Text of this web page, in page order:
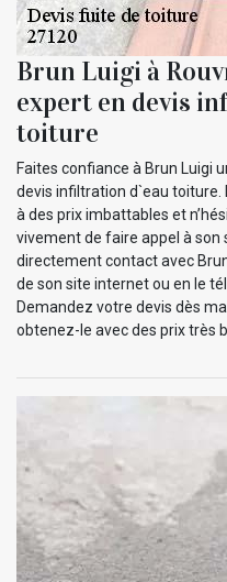
Brun Luigi à
expert en devis
toiture
Faites confiance à Brun Luigi
devis infiltration d`eau
à des prix imbattables et
vivement de faire appel à son
directement contact avec
de son site internet ou en le
Demandez votre devis dès
obtenez-le avec des prix très